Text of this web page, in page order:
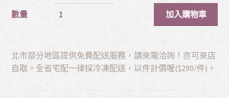
數量 加入購物車
北市部分地區提供免費配送服務，請來電洽詢！亦可來店
自取。全省宅配一律採冷凍配送，以件計價喔($290/件)。